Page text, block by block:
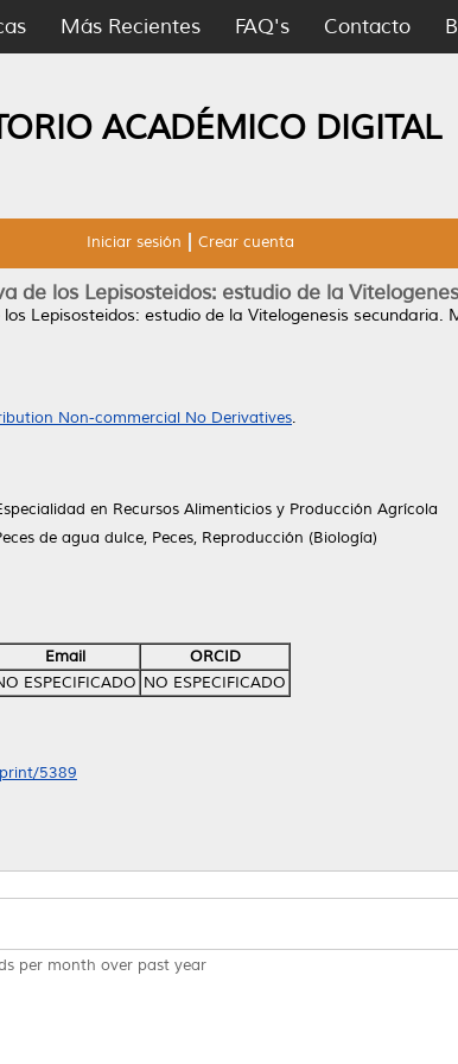
Más Recientes FAQ's Contacto
ACADÉMICO DIGITAL
Iniciar sesión Crear cuenta
de los Lepisosteidos: estudio de la
Lepisosteidos: estudio de la Vitelogenesis secundaria.
Non-commercial No Derivatives.
en Recursos Alimenticios y Producción Agrícola
de agua dulce, Peces, Reproducción (Biología)
Email
ORCID
ESPECIFICADO NO ESPECIFICADO
5389
per month over past year